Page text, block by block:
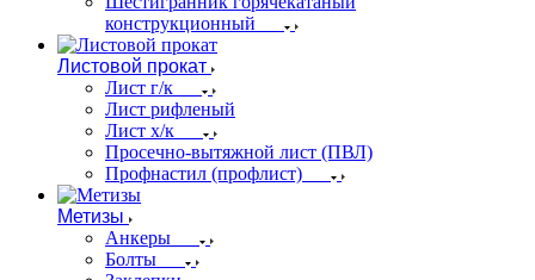
конструкционный
Листовой прокат
Лист г/к
Лист рифленый
Лист х/к
Просечно-вытяжной лист (ПВЛ)
Профнастил (профлист)
Метизы
Анкеры
Болты